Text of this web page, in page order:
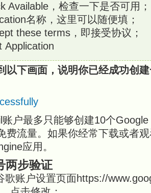
Available，检查一下是否可用；
名称，这里可以随便填；
these terms，即接受协议；
Application
以下画面，说明你已经成功创
户最多只能够创建10个
费流量。如果你经常下载或者
应用。
两步验证
歌账户设置页面https://